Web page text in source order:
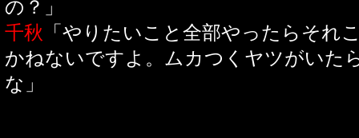
の？」
千秋 「やりたいこと全部やったらそれ
かねないですよ。ムカつくヤツがいた
な」